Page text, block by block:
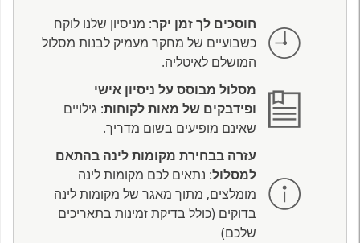
חוסכים לך זמן יקר: מניסיון שלנו לוקח
כשבועיים של מחקר מעמיק לבנות מסלול
המושלם לאיטליה.
מסלול מבוסס על ניסיון אישי
ופידבקים של מאות לקוחות: גילויים
שאינם מופיעים בשום מדריך.
עזרה בבחירת מקומות לינה בהתאם
למסלול: נתאים לכם מקומות לינה
מומלצים, מתוך מאגר של מקומות לינה
בדוקים (כולל בדיקת זמינות בתאריכים
שלכם)